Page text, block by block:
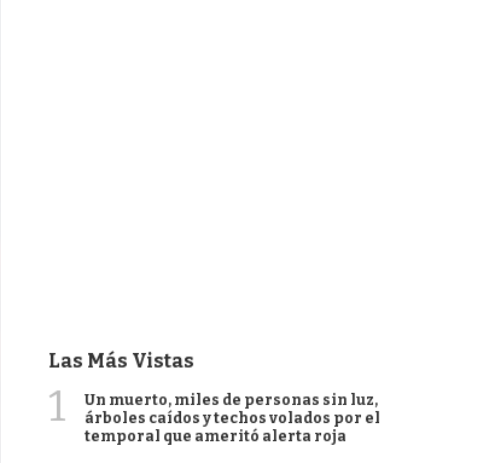
Las Más Vistas
1
Un muerto, miles de personas sin luz,
árboles caídos y techos volados por el
temporal que ameritó alerta roja